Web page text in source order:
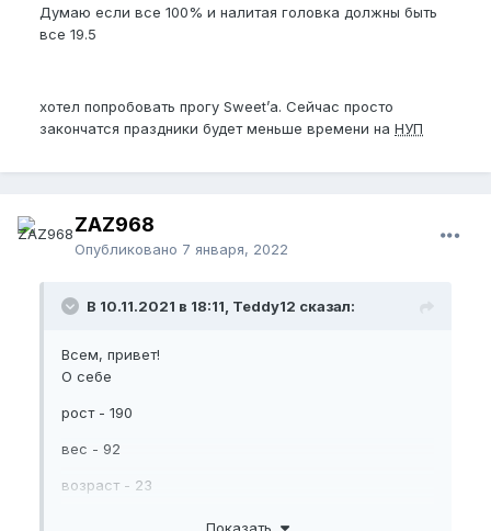
Думаю если все 100% и налитая головка должны быть
все 19.5
хотел попробовать прогу Sweet’а. Сейчас просто
закончатся праздники будет меньше времени на НУП
ZAZ968
Опубликовано 7 января, 2022
В 10.11.2021 в 18:11, Teddy12 сказал:
Всем, привет!
О себе
рост - 190
вес - 92
возраст - 23
Образ жизни - пока малоподвижен
Показать